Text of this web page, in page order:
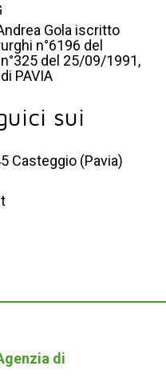
Gola iscritto
n°6196 del
del 25/09/1991,
PAVIA
sui
Casteggio (Pavia)
di